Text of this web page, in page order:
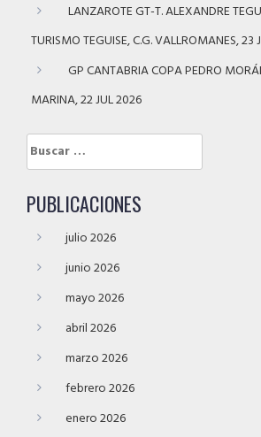
LANZAROTE GT-T. ALEXANDRE
TURISMO TEGUISE, C.G. VALLROMANES, 23
GP CANTABRIA COPA PEDRO
MARINA, 22 JUL 2026
Buscar:
PUBLICACIONES
julio 2026
junio 2026
mayo 2026
abril 2026
marzo 2026
febrero 2026
enero 2026